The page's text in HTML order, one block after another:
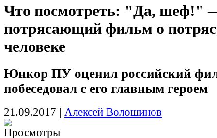
Что посмотреть: "Да, шеф!"
потрясающий фильм о
человеке
Юнкор ПУ оценил российский
побеседовал с его главным героем
21.09.2017 | Алексей Волошинов